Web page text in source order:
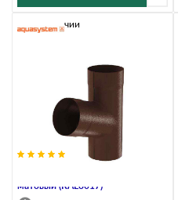
матовый (RAL8017)
В наличии